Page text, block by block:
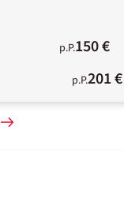
p.P.150 €
p.P.201 €